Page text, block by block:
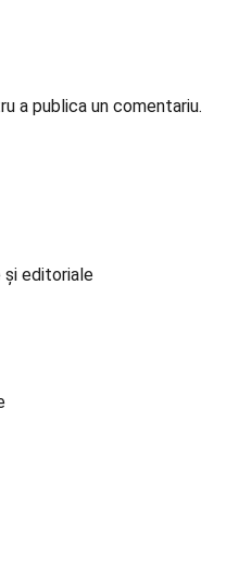
a publica un comentariu.
și editoriale